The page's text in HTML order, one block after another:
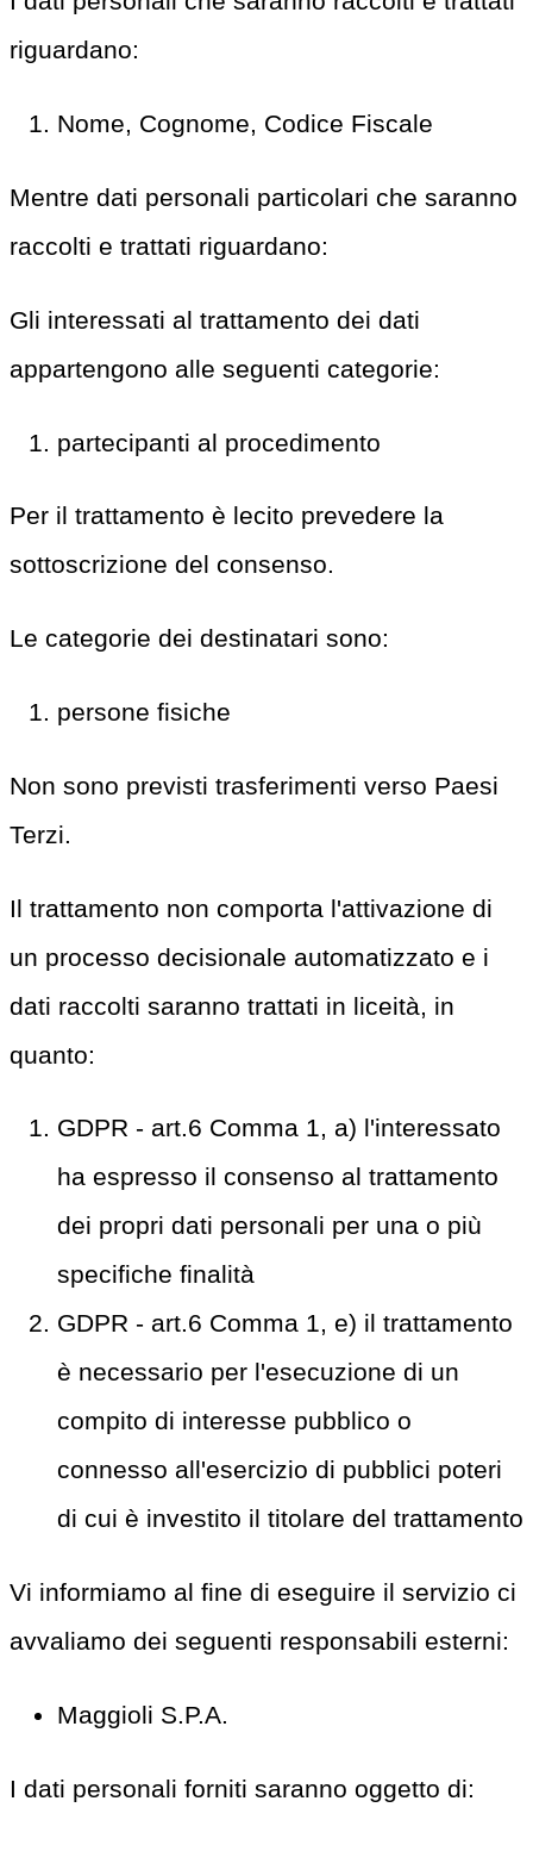
riguardano:
Nome, Cognome, Codice Fiscale
Mentre dati personali particolari che saranno
raccolti e trattati riguardano:
Gli interessati al trattamento dei dati
appartengono alle seguenti categorie:
partecipanti al procedimento
Per il trattamento è lecito prevedere la
sottoscrizione del consenso.
Le categorie dei destinatari sono:
persone fisiche
Non sono previsti trasferimenti verso Paesi
Terzi.
Il trattamento non comporta l'attivazione di
un processo decisionale automatizzato e i
dati raccolti saranno trattati in liceità, in
quanto:
GDPR - art.6 Comma 1, a) l'interessato
ha espresso il consenso al trattamento
dei propri dati personali per una o più
specifiche finalità
GDPR - art.6 Comma 1, e) il trattamento
è necessario per l'esecuzione di un
compito di interesse pubblico o
connesso all'esercizio di pubblici poteri
di cui è investito il titolare del trattamento
Vi informiamo al fine di eseguire il servizio ci
avvaliamo dei seguenti responsabili esterni:
Maggioli S.P.A.
I dati personali forniti saranno oggetto di: